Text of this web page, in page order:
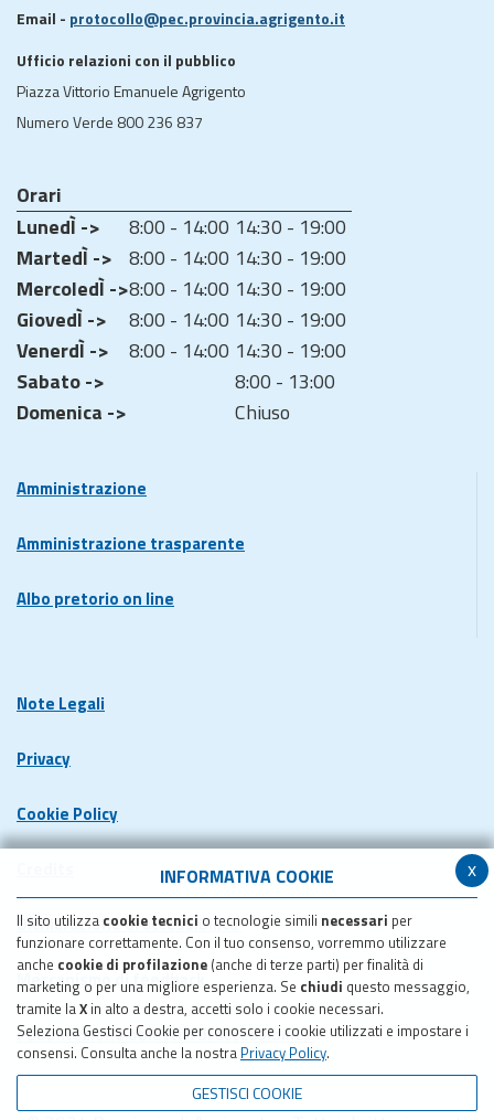
x
INFORMATIVA COOKIE
Il sito utilizza cookie tecnici o tecnologie simili necessari per
funzionare correttamente. Con il tuo consenso, vorremmo utilizzare
anche cookie di profilazione (anche di terze parti) per finalità di
marketing o per una migliore esperienza. Se chiudi questo messaggio,
tramite laX in alto a destra, accetti solo i cookie necessari.
Seleziona Gestisci Cookie per conoscere i cookie utilizzati e impostare i
consensi. Consulta anche la nostra Privacy Policy.
GESTISCI COOKIE
Email - protocollo@pec.provincia.agrigento.it
Ufficio relazioni con il pubblico
Piazza Vittorio Emanuele Agrigento
Numero Verde 800 236 837
Orari
LunedÌ ->
8:00 - 14:00 14:30 - 19:00
MartedÌ -> 8:00 - 14:00 14:30 - 19:00
MercoledÌ ->8:00 - 14:00 14:30 - 19:00
GiovedÌ ->
8:00 - 14:00 14:30 - 19:00
VenerdÌ ->
8:00 - 14:00 14:30 - 19:00
Sabato ->
8:00 - 13:00
Domenica ->
Chiuso
Amministrazione
Amministrazione trasparente
Albo pretorio on line
Note Legali
Privacy
Cookie Policy
Dichiarazione di accessibilita'
Meccanismo di feedback
Pubblicazione obiettivi di accessibilita'